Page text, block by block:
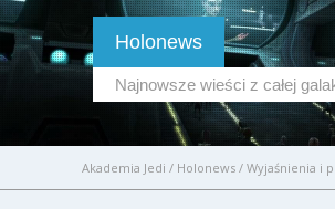
Holonews
Najnowsze wieści z całej
Akademia Jedi / Holonews / Wyjaśnienia i